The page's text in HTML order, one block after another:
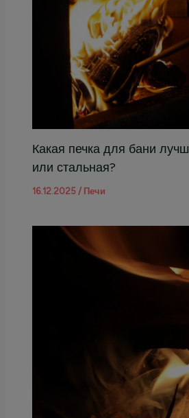
Какая печка для бани
или стальная?
16.12.2025 / Печи